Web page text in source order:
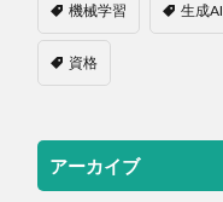
機械学習 生成AI
資格
アーカイブ